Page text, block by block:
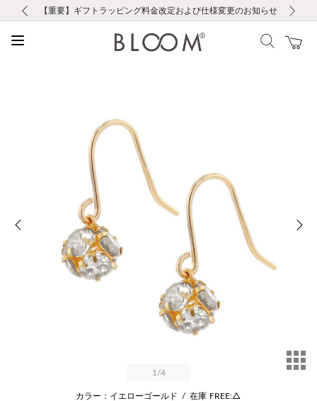
お修理・アフターサービスのご案内
【重要】令和８年熊本地震に伴う集配への影響について
【重要】ギフトラッピング料金改定および仕様変更のお知らせ
【重要】夏季休業の営業についてのご案内
税込5,500円以上で送料無料｜最短24時間以内に発送
新規会員登録で1000ポイントプレゼント！
新規LINE友だち登録で500円クーポンプレゼント
会員限定！レビュー投稿で100ポイントプレゼント
お修理・アフターサービスのご案内
【重要】令和８年熊本地震に伴う集配への影響について
1 /4
カラー：イエローゴールド / 在庫 FREE:△